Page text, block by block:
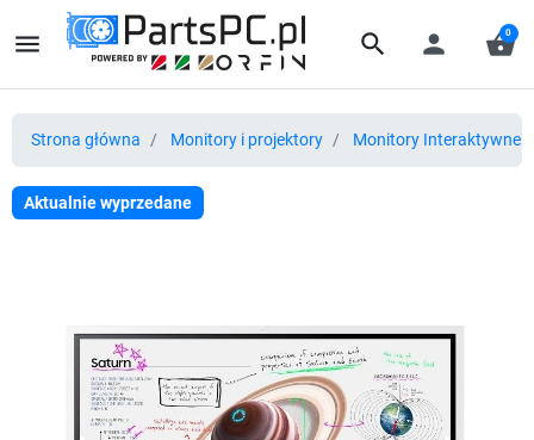
menu search person shopping_basket
0
Strona główna Monitory i projektory Monitory Interaktywne
Aktualnie wyprzedane